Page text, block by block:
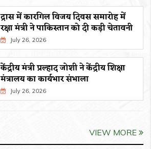
द्रास में कारगिल विजय दिवस समारोह में
रक्षा मंत्री ने पाकिस्तान को दी कड़ी चेतावनी
July 26, 2026
केंद्रीय मंत्री प्रल्हाद जोशी ने केंद्रीय शिक्षा
मंत्रालय का कार्यभार संभाला
July 26, 2026
VIEW MORE